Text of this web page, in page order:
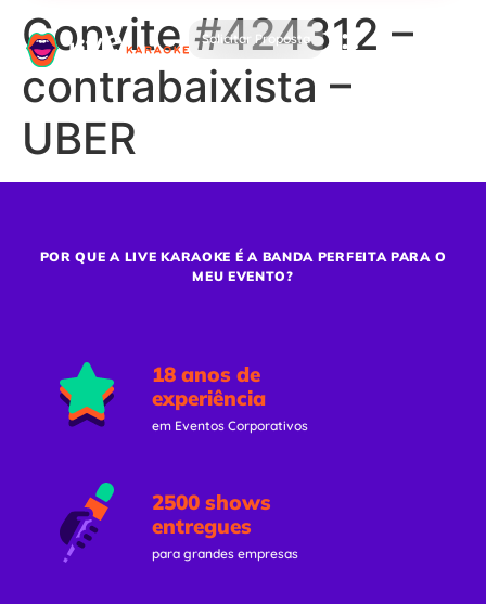
Solicitar Proposta
Convite #424312 –
contrabaixista –
UBER
POR QUE A LIVE KARAOKE É A BANDA PERFEITA PARA O
MEU EVENTO?
18 anos de
experiência
em Eventos Corporativos
2500 shows
entregues
para grandes empresas